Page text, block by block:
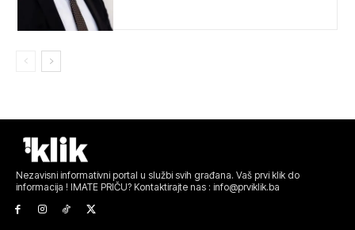
Nezavisni informativni portal u službi svih građana. Vaš prvi klik do
informacija ! IMATE PRIČU? Kontaktirajte nas : info@prviklik.ba